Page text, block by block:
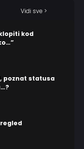
Vidi sve >
kod
poznat statusa